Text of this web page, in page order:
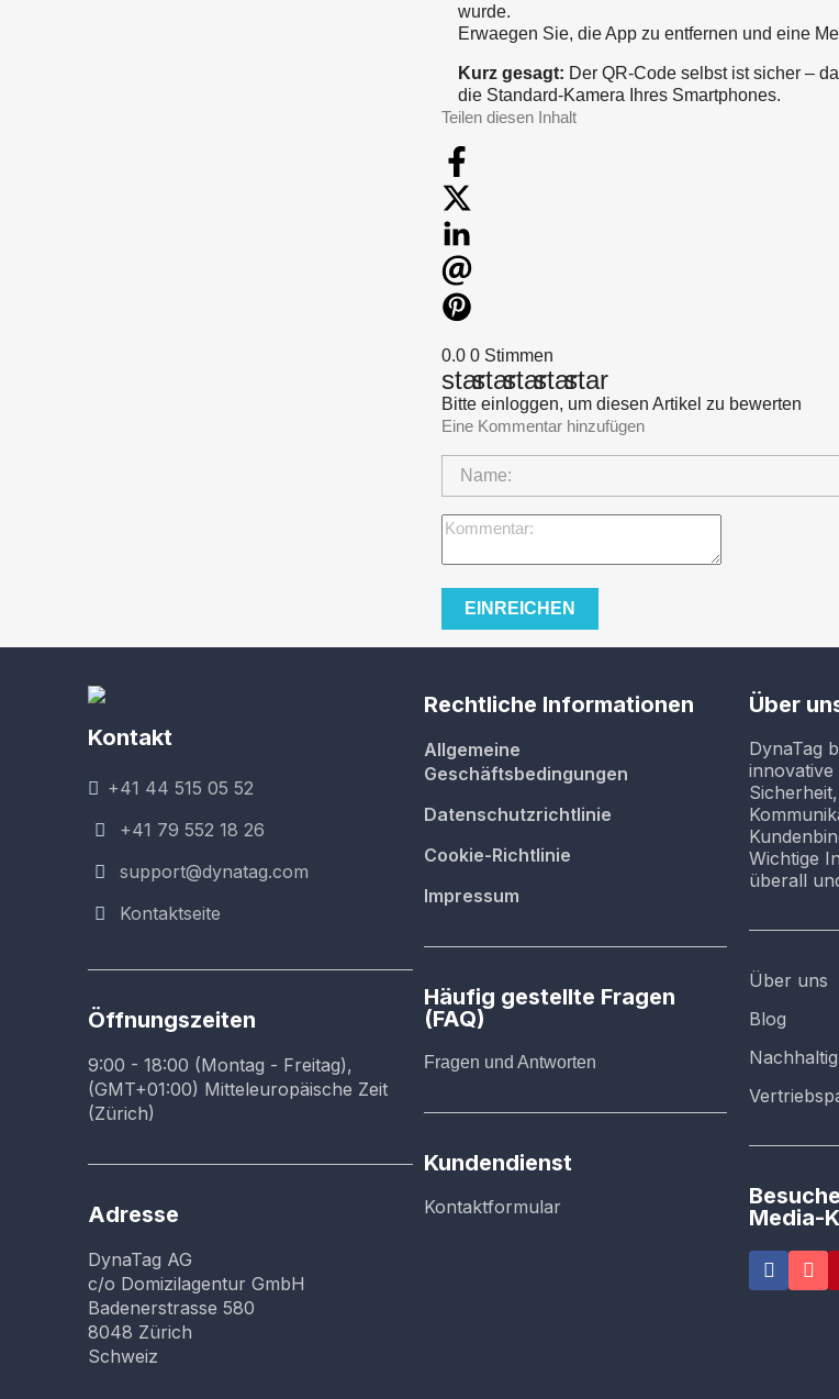
wurde.
Erwaegen Sie, die App zu entfernen und eine
Kurz gesagt: Der QR-Code selbst ist sicher –
die Standard-Kamera Ihres Smartphones.
Teilen diesen Inhalt
0.0 0 Stimmen
starstarstarstarstar
Bitte einloggen, um diesen Artikel zu bewerten
Eine Kommentar hinzufügen
Kontakt
+41 44 515 05 52
+41 79 552 18 26
support@dynatag.com
Kontaktseite
Öffnungszeiten
9:00 - 18:00 (Montag - Freitag),
(GMT+01:00) Mitteleuropäische Zeit
(Zürich)
Adresse
DynaTag AG
c/o Domizilagentur GmbH
Badenerstrasse 580
8048 Zürich
Schweiz
Rechtliche Informationen
Allgemeine
Geschäftsbedingungen
Datenschutzrichtlinie
Cookie-Richtlinie
Impressum
Häufig gestellte Fragen
(FAQ)
Fragen und Antworten
Kundendienst
Kontaktformular
Über
DynaTag
Wichtige
überall
Über uns
Blog
Media-